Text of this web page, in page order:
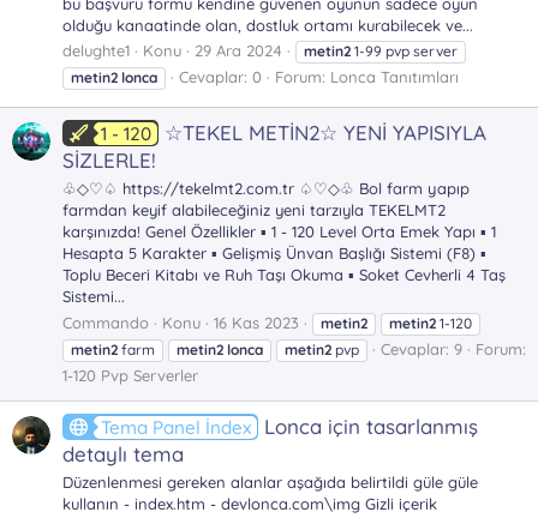
olduğu kanaatinde olan, dostluk ortamı kurabilecek ve...
delughte1
Konu 29 Ara 2024 metin2 1-99 pvp server
metin2 lonca Cevaplar: 0 Forum: Lonca Tanıtımları
1 - 120
☆TEKEL METİN2☆ YENİ YAPISIYLA
SİZLERLE!
♧◇♡♤ https://tekelmt2.com.tr ♤♡◇♧ Bol farm yapıp
farmdan keyif alabileceğiniz yeni tarzıyla TEKELMT2
karşınızda! Genel Özellikler ▪ 1 - 120 Level Orta Emek Yapı ▪ 1
Hesapta 5 Karakter ▪ Gelişmiş Ünvan Başlığı Sistemi (F8) ▪
Toplu Beceri Kitabı ve Ruh Taşı Okuma ▪ Soket Cevherli 4 Taş
Sistemi...
Commando
Konu 16 Kas 2023 metin2 metin2 1-120
metin2 farm metin2 lonca metin2 pvp Cevaplar: 9
Forum:
1-120 Pvp Serverler
Tema Panel İndex
Lonca için tasarlanmış
detaylı tema
Düzenlenmesi gereken alanlar aşağıda belirtildi güle güle
kullanın - index.htm - devlonca.com\img Gizli içerik